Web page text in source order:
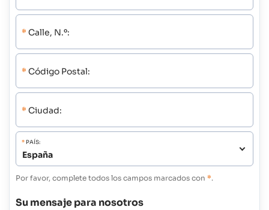
* Calle, N.º:
* Código Postal:
* Ciudad:
* PAÍS:
Por favor, complete todos los campos marcados con *.
Su mensaje para nosotros